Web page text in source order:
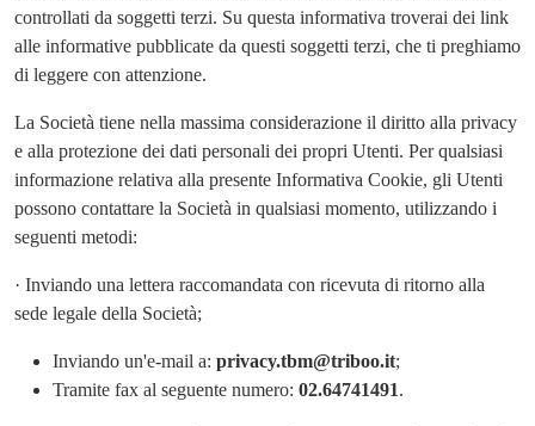
controllati da soggetti terzi. Su questa informativa troverai dei link
alle informative pubblicate da questi soggetti terzi, che ti preghiamo
di leggere con attenzione.
La Società tiene nella massima considerazione il diritto alla privacy
e alla protezione dei dati personali dei propri Utenti. Per qualsiasi
informazione relativa alla presente Informativa Cookie, gli Utenti
possono contattare la Società in qualsiasi momento, utilizzando i
seguenti metodi:
· Inviando una lettera raccomandata con ricevuta di ritorno alla
sede legale della Società;
Inviando un'e-mail a: privacy.tbm@triboo.it;
Tramite fax al seguente numero: 02.64741491.